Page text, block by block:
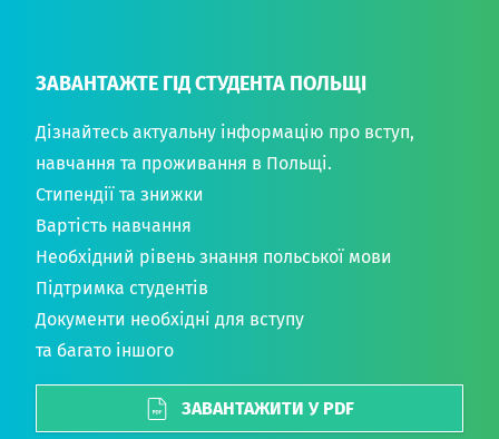
ЗАВАНТАЖТЕ ГІД СТУДЕНТА ПОЛЬЩІ
Дізнайтесь актуальну інформацію про вступ,
навчання та проживання в Польщі.
Стипендії та знижки
Вартість навчання
Необхідний рівень знання польської мови
Підтримка студентів
Документи необхідні для вступу
та багато іншого
ЗАВАНТАЖИТИ У PDF